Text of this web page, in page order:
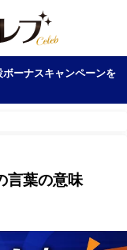
ーナスキャンペーンを
言葉の意味